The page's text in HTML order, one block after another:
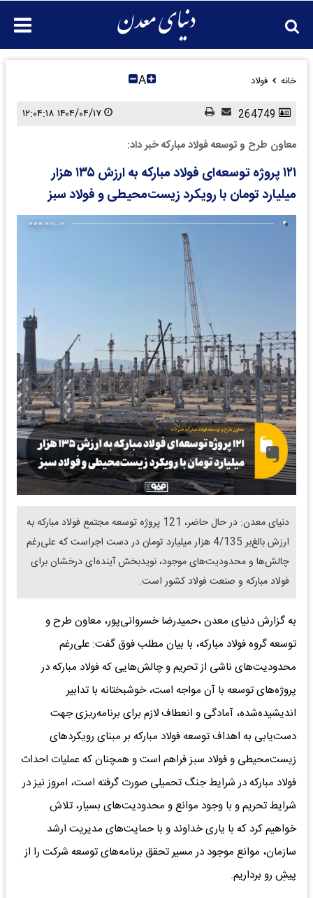
خانه فولاد A
معاون طرح و توسعه فولاد مبارکه خبر داد:
۱۲۱ پروژه توسعه‌ای فولاد مبارکه به ارزش ۱۳۵ هزار
میلیارد تومان با رویکرد زیست‌محیطی و فولاد سبز
دنیای معدن: در حال حاضر، 121 پروژه توسعه مجتمع فولاد مبارکه به
ارزش بالغ‌بر 4/135 هزار میلیارد تومان در دست اجراست که علی‌رغم
چالش‌ها و محدودیت‌های موجود، نویدبخش آینده‌ای درخشان برای
فولاد مبارکه و صنعت فولاد کشور است.
به گزارش دنیای معدن ،حمیدرضا خسروانی‌پور، معاون طرح و
توسعه گروه فولاد مبارکه، با بیان مطلب فوق گفت: علی‌رغم
محدودیت‌های ناشی از تحریم و چالش‌هایی که فولاد مبارکه در
پروژه‌های توسعه با آن مواجه است، خوشبختانه با تدابیر
اندیشیده‌شده، آمادگی و انعطاف لازم برای برنامه‌ریزی جهت
دست‌یابی به اهداف توسعه فولاد مبارکه بر مبنای رویکردهای
زیست‌محیطی و فولاد سبز فراهم است و همچنان که عملیات احداث
فولاد مبارکه در شرایط جنگ تحمیلی صورت گرفته است، امروز نیز در
شرایط تحریم و با وجود موانع و محدودیت‌های بسیار، تلاش
خواهیم کرد که با یاری خداوند و با حمایت‌های مدیریت ارشد
سازمان، موانع موجود در مسیر تحقق برنامه‌های توسعه شرکت را از
پیشِ رو برداریم.